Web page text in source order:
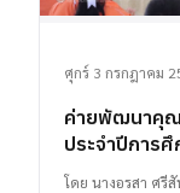
ศุกร์ 3 กรกฎาคม
ค่ายพัฒนาคุณ
ประจำปีการ
โดย นางอรสา ศรี